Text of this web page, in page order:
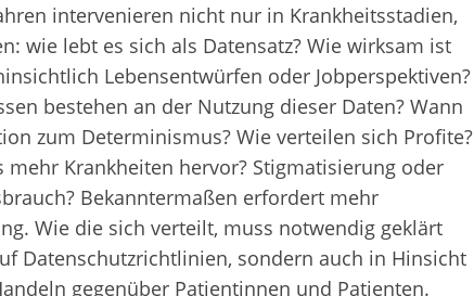
intervenieren nicht nur in Krankheitsstadien,
wie lebt es sich als Datensatz? Wie wirksam ist
Lebensentwürfen oder Jobperspektiven?
bestehen an der Nutzung dieser Daten? Wann
zum Determinismus? Wie verteilen sich Profite?
mehr Krankheiten hervor? Stigmatisierung oder
Bekanntermaßen erfordert mehr
Wie die sich verteilt, muss notwendig geklärt
Datenschutzrichtlinien, sondern auch in Hinsicht
gegenüber Patientinnen und Patienten.